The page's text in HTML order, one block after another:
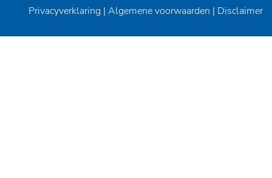
Privacyverklaring | Algemene voorwaarden | Disclaimer